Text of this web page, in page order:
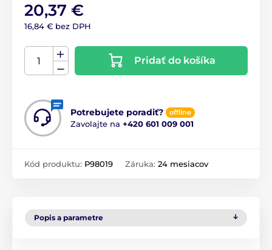
20,37 €
16,84 € bez DPH
Pridať do košíka
Potrebujete poradiť? offline
Zavolajte na +420 601 009 001
Kód produktu: P98019 Záruka: 24 mesiacov
Popis a parametre